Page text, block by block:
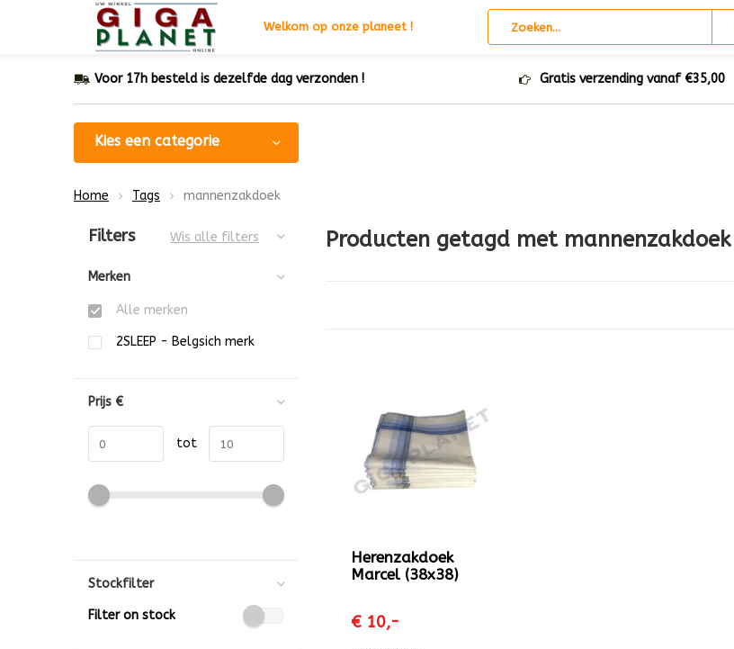
Welkom op onze planeet !
Voor 17h besteld is dezelfde dag verzonden ! Gratis verzending vanaf €35,00
Kies een categorie
Home Tags mannenzakdoek
Producten getagd met mannenzakdoek
Herenzakdoek
Marcel (38x38)
€ 10,-
Sorteren op:
Filters Wis alle filters
Merken
Alle merken
2SLEEP - Belgsich merk
Prijs €
tot
Stockfilter
Filter on stock